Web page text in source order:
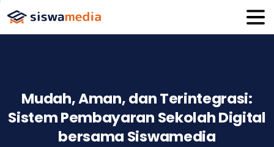
Mudah,Aman,danTerintegrasi:
SistemPembayaran SekolahDigital
bersama Siswamedia